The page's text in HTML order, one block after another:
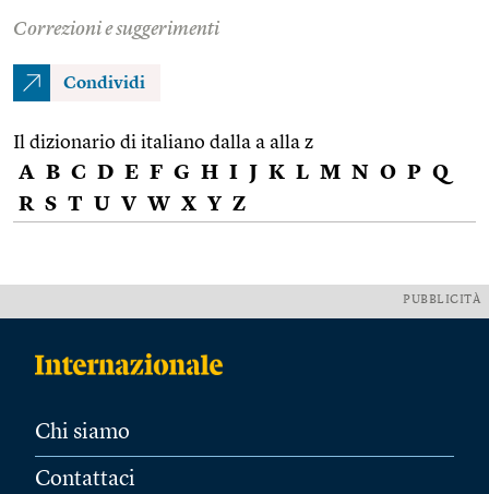
Correzioni e suggerimenti
Condividi
Il dizionario di italiano dalla a alla z
A B C D E F G H I J K L M N O P Q
R S T U V W X Y Z
PUBBLICITÀ
Chi siamo
Contattaci